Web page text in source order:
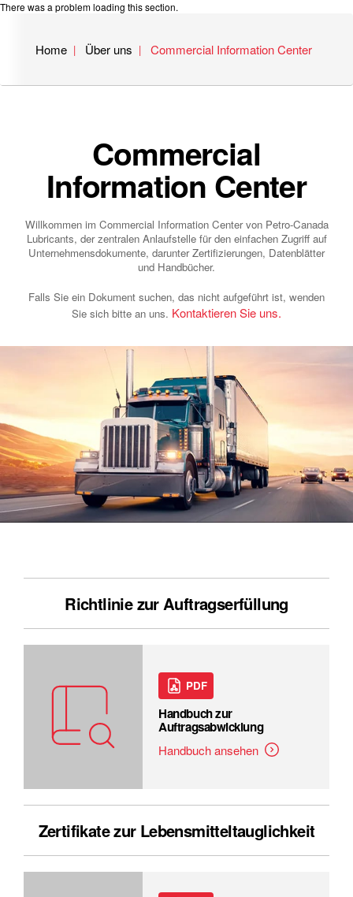
There was a problem loading this section.
Home Über uns Commercial Information Center
Commercial
Information Center
Willkommen im Commercial Information Center von Petro-Canada
Lubricants, der zentralen Anlaufstelle für den einfachen Zugriff auf
Unternehmensdokumente, darunter Zertifizierungen, Datenblätter
und Handbücher.
Falls Sie ein Dokument suchen, das nicht aufgeführt ist, wenden
Sie sich bitte an uns. Kontaktieren Sie uns.
Richtlinie zur Auftragserfüllung
PDF
Handbuch zur
Auftragsabwicklung
Handbuch ansehen
Zertifikate zur Lebensmitteltauglichkeit